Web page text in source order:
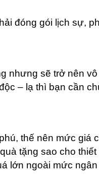
đóng gói lịch sự,
nhưng sẽ trở nên
– lạ thì bạn cần
thế nên mức giá
tặng sao cho
lớn ngoài mức